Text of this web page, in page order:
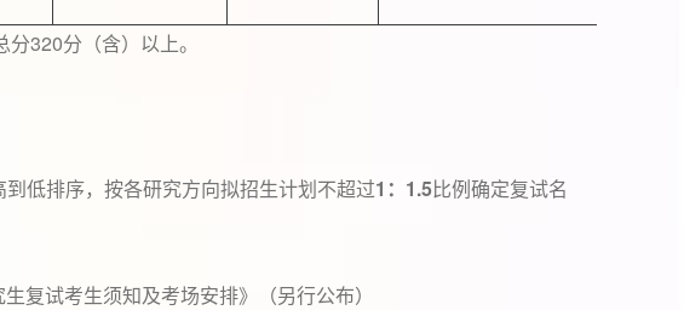
分320分（含）以上。
低排序，按各研究方向拟招生计划不超过1 ： 1.5比例确定复试名
复试考生须知及考场安排》（另行公布）